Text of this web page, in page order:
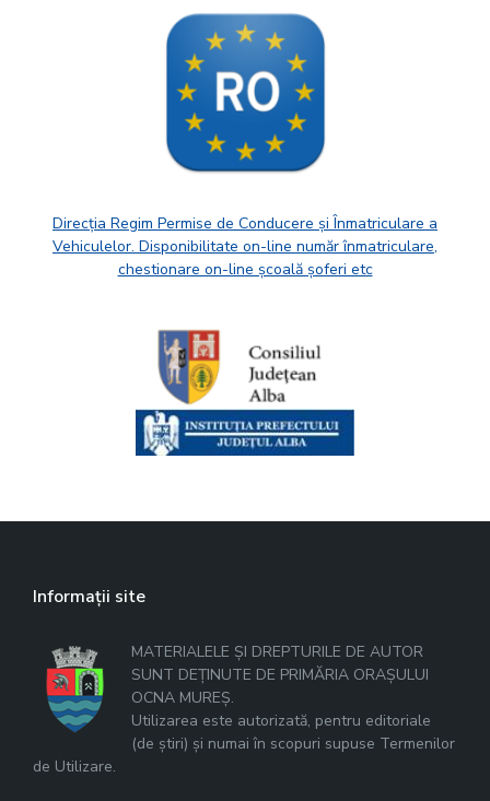
Direcția Regim Permise de Conducere și Înmatriculare a
Vehiculelor. Disponibilitate on-line număr înmatriculare,
chestionare on-line școală șoferi etc
Informații site
MATERIALELE ȘI DREPTURILE DE AUTOR
SUNT DEȚINUTE DE PRIMĂRIA ORAȘULUI
OCNA MUREȘ.
Utilizarea este autorizată, pentru editoriale
(de știri) și numai în scopuri supuse Termenilor
de Utilizare.